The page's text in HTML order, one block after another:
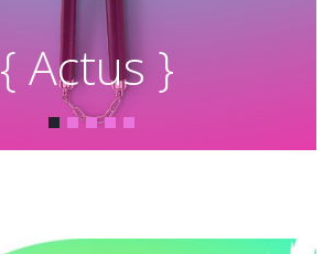
{ Actus }